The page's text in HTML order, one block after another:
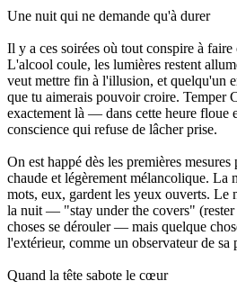
Une nuit qui ne demande qu'à durer
Il y a ces soirées où tout conspire à
L'alcool coule, les lumières restent
veut mettre fin à l'illusion, et quelqu'un
que tu aimerais pouvoir croire. Temper
exactement là — dans cette heure floue
conscience qui refuse de lâcher prise.
On est happé dès les premières
chaude et légèrement mélancolique. La
mots, eux, gardent les yeux ouverts. Le
la nuit — "stay under the covers" (rester
choses se dérouler — mais quelque
l'extérieur, comme un observateur de sa
Quand la tête sabote le cœur